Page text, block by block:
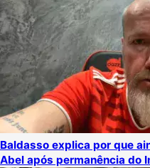
Baldasso explica por que
Abel após permanência do